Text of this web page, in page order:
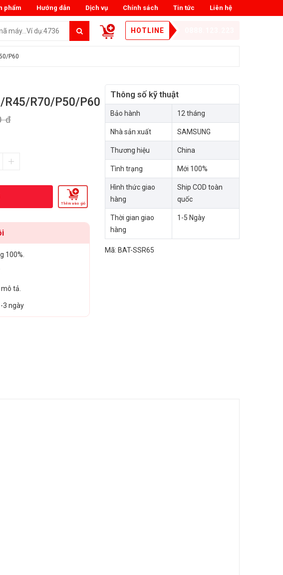
Liên hệ
Tin tức
Chính sách
Dịch vụ
Hướng dẫn
phẩm
HOTLINE
P60
R45/R70/P50/P60
đ
Thêm vào giỏ
100%.
tả.
3 ngày
Thông số kỹ thuật
Bảo hành 12 tháng
Nhà sản xuất SAMSUNG
Thương hiệu China
Tình trạng Mới 100%
Hình thức giao
hàng
Ship COD toàn
quốc
Thời gian giao
hàng
1-5 Ngày
Mã: BAT-SSR65